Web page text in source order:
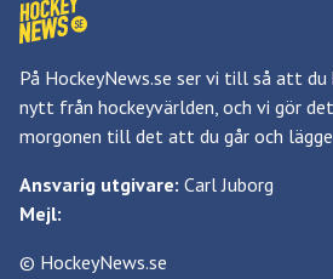
På HockeyNews.se ser vi till så att
nytt från hockeyvärlden, och vi gör
morgonen till det att du går och
Ansvarig utgivare: Carl Juborg
Mejl:
© HockeyNews.se